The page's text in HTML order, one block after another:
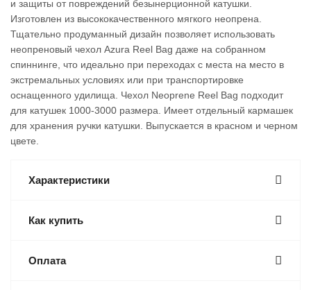
и защиты от повреждений безынерционной катушки.
Изготовлен из высококачественного мягкого неопрена.
Тщательно продуманный дизайн позволяет использовать
неопреновый чехол Azura Reel Bag даже на собранном
спиннинге, что идеально при переходах с места на место в
экстремальных условиях или при транспортировке
оснащенного удилища. Чехол Neoprene Reel Bag подходит
для катушек 1000-3000 размера. Имеет отдельный кармашек
для хранения ручки катушки. Выпускается в красном и черном
цвете.
Характеристики
Как купить
Оплата